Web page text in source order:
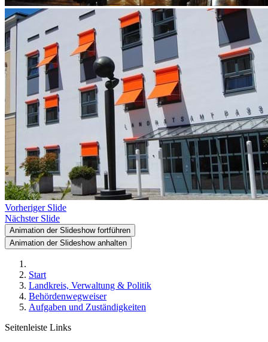
Vorheriger Slide
Nächster Slide
Animation der Slideshow fortführen
Animation der Slideshow anhalten
Start
Landkreis, Verwaltung & Politik
Behördenwegweiser
Aufgaben und Zuständigkeiten
Seitenleiste Links